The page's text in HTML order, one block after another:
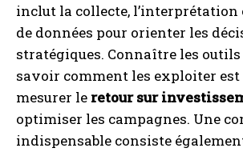
inclut la collecte, l’interprétation
de données pour orienter les
stratégiques. Connaître les
savoir comment les exploiter est
mesurer le retour sur
optimiser les campagnes. Une
indispensable consiste